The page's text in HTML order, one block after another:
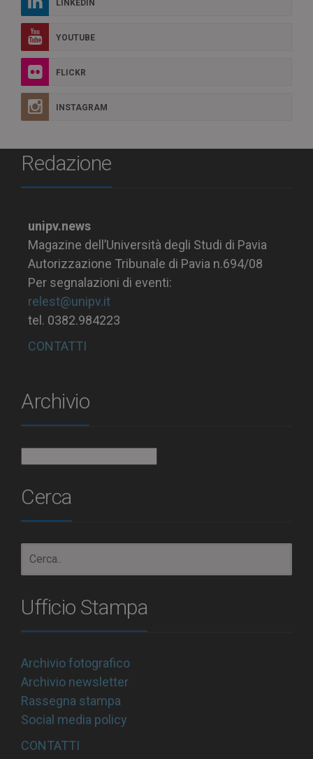
LINKEDIN
YOUTUBE
FLICKR
INSTAGRAM
Redazione
unipv.news
Magazine dell’Università degli Studi di Pavia
Autorizzazione Tribunale di Pavia n.694/08
Per segnalazioni di eventi:
relest@unipv.it
tel. 0382.984223
CONTATTI
Archivio
Cerca
Ufficio Stampa
Archivio fotografico
Archivio newsletter
Rassegna stampa
Social media policy
CONTATTI